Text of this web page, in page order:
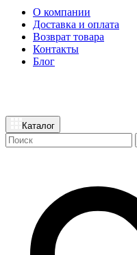
О компании
Доставка и оплата
Возврат товара
Контакты
Блог
Каталог